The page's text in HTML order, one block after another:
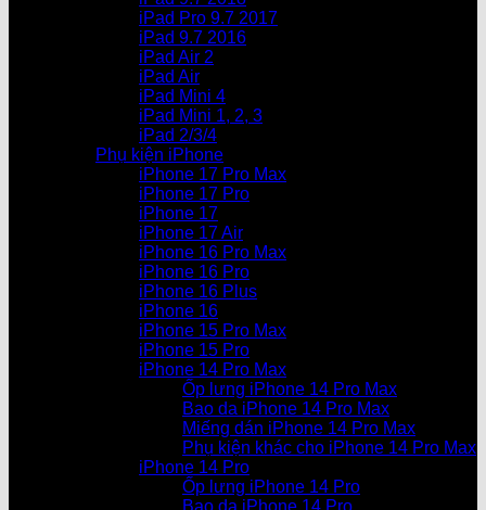
iPad Pro 9.7 2017
iPad 9.7 2016
iPad Air 2
iPad Air
iPad Mini 4
iPad Mini 1, 2, 3
iPad 2/3/4
Phụ kiện iPhone
iPhone 17 Pro Max
iPhone 17 Pro
iPhone 17
iPhone 17 Air
iPhone 16 Pro Max
iPhone 16 Pro
iPhone 16 Plus
iPhone 16
iPhone 15 Pro Max
iPhone 15 Pro
iPhone 14 Pro Max
Ốp lưng iPhone 14 Pro Max
Bao da iPhone 14 Pro Max
Miếng dán iPhone 14 Pro Max
Phụ kiện khác cho iPhone 14 Pro Max
iPhone 14 Pro
Ốp lưng iPhone 14 Pro
Bao da iPhone 14 Pro